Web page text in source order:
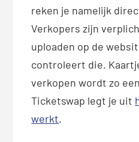
reken je namelijk
Verkopers zijn
uploaden op de
controleert die.
verkopen wordt zo
Ticketswap legt je uit
werkt.